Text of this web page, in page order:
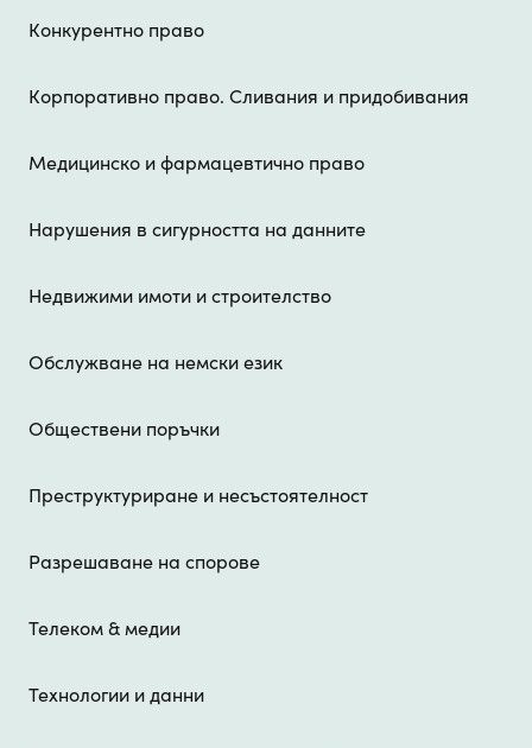
Конкурентно право
Корпоративно право. Сливания и придобивания
Медицинско и фармацевтично право
Нарушения в сигурността на данните
Недвижими имоти и строителство
Обслужване на немски език
Обществени поръчки
Преструктуриране и несъстоятелност
Разрешаване на спорове
Телеком & медии
Технологии и данни